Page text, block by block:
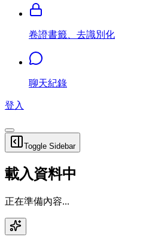
卷證書籤、去識別化
聊天紀錄
登入
Toggle Sidebar
載入資料中
正在準備內容...